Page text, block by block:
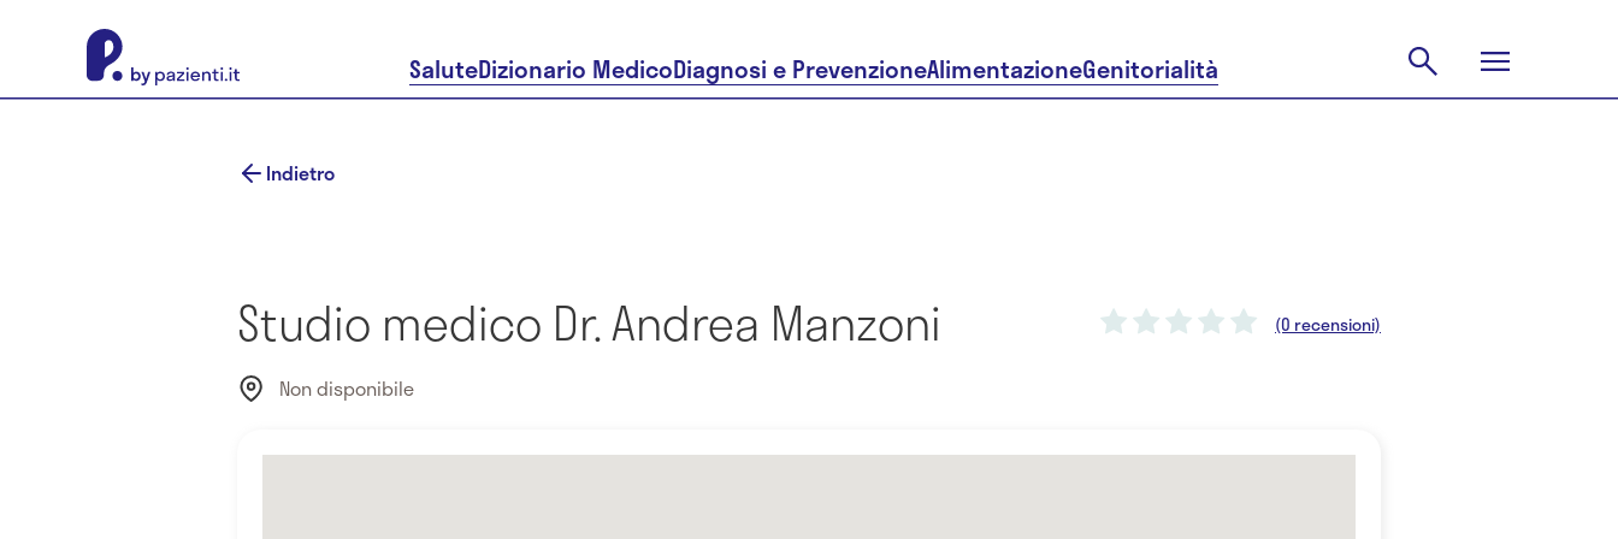
SaluteDizionario MedicoDiagnosi e PrevenzioneAlimentazioneGenitorialità
Indietro
Studio medico Dr. Andrea Manzoni (0 recensioni)
Non disponibile